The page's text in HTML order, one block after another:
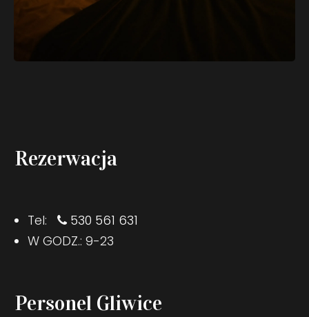
Rezerwacja
Tel:
530 561 631
W GODZ.: 9-23
Personel Gliwice